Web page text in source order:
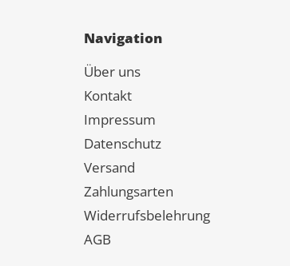
Navigation
Über uns
Kontakt
Impressum
Datenschutz
Versand
Zahlungsarten
Widerrufsbelehrung
AGB